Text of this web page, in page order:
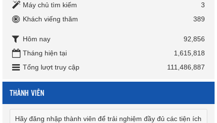
Máy chủ tìm kiếm
3
Khách viếng thăm
389
Hôm nay
92,856
Tháng hiện tại
1,615,818
Tổng lượt truy cập
111,486,887
THÀNH VIÊN
Hãy đăng nhập thành viên để trải nghiệm đầy đủ các tiện ích